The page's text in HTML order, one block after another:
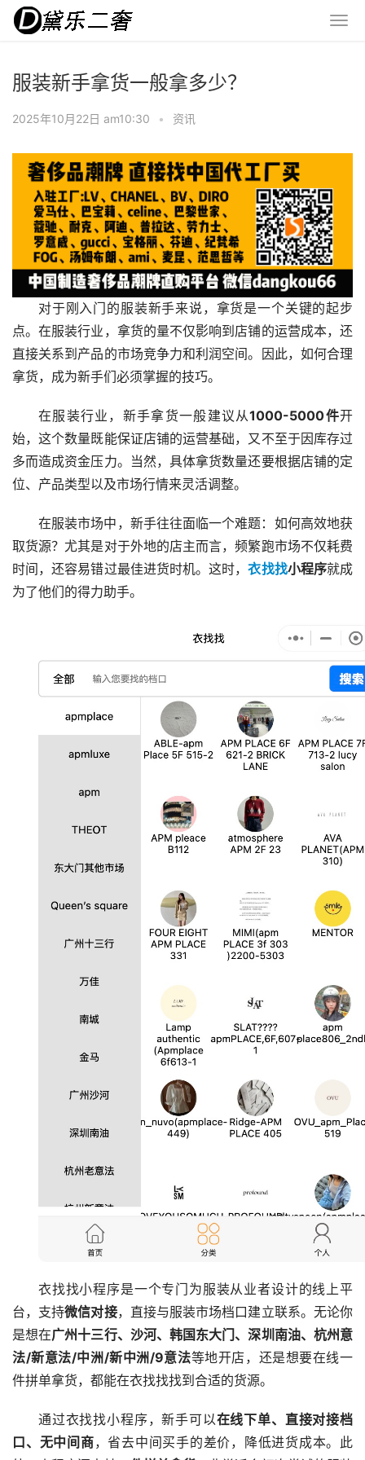
服装新手拿货一般拿多少？
2025年10月22日 am10:30 • 资讯
对于刚入门的服装新手来说，拿货是一个关键的起步
点。在服装行业，拿货的量不仅影响到店铺的运营成本，还
直接关系到产品的市场竞争力和利润空间。因此，如何合理
拿货，成为新手们必须掌握的技巧。
在服装行业，新手拿货一般建议从1000-5000件开
始，这个数量既能保证店铺的运营基础，又不至于因库存过
多而造成资金压力。当然，具体拿货数量还要根据店铺的定
位、产品类型以及市场行情来灵活调整。
在服装市场中，新手往往面临一个难题：如何高效地获
取货源？尤其是对于外地的店主而言，频繁跑市场不仅耗费
时间，还容易错过最佳进货时机。这时，衣找找小程序就成
为了他们的得力助手。
衣找找小程序是一个专门为服装从业者设计的线上平
台，支持微信对接，直接与服装市场档口建立联系。无论你
是想在广州十三行、沙河、韩国东大门、深圳南油、杭州意
法/新意法/中洲/新中洲/9意法等地开店，还是想要在线一
件拼单拿货，都能在衣找找找到合适的货源。
通过衣找找小程序，新手可以在线下单、直接对接档
口、无中间商，省去中间买手的差价，降低进货成本。此